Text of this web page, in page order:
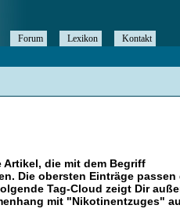
die mit dem Begriff
Die obersten Einträge passen
Tag-Cloud zeigt Dir
mit "Nikotinentzuges"
Forum Lexikon
Kontakt